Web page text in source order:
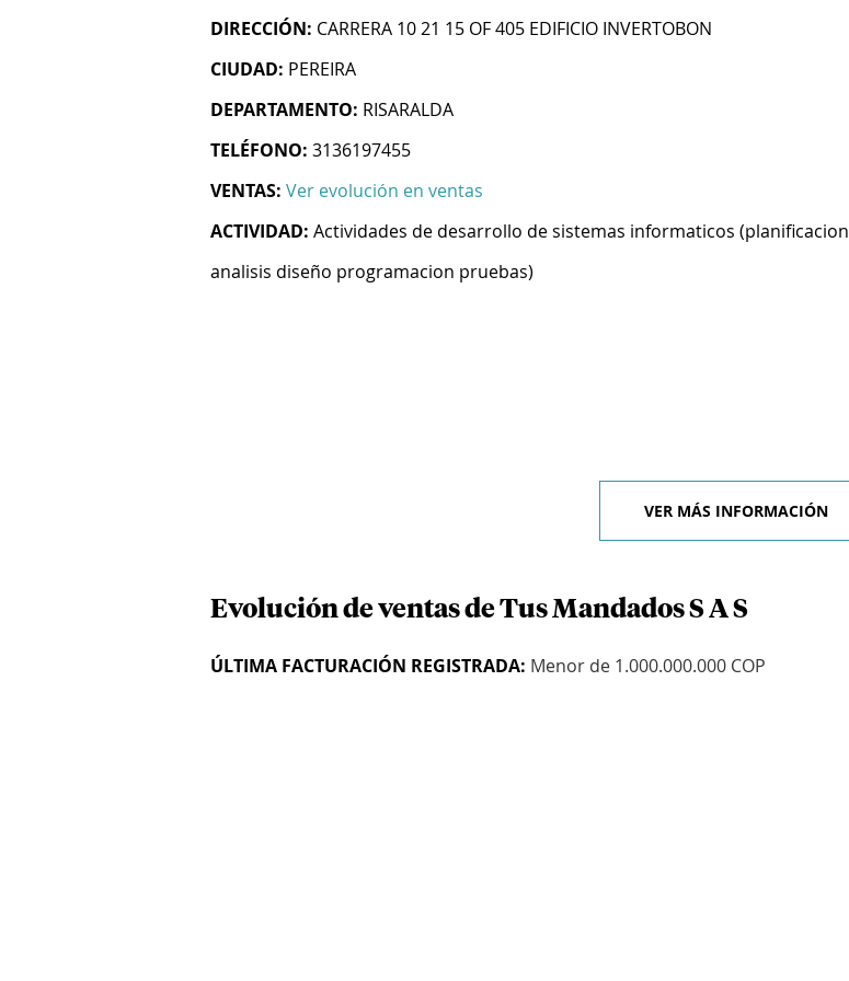
DIRECCIÓN: CARRERA 10 21 15 OF 405 EDIFICIO INVERTOBON
CIUDAD: PEREIRA
DEPARTAMENTO: RISARALDA
TELÉFONO: 3136197455
VENTAS: Ver evolución en ventas
ACTIVIDAD: Actividades de desarrollo de sistemas informaticos (planificacion
analisis diseño programacion pruebas)
VER MÁS INFORMACIÓN
Evolución de ventas de Tus Mandados S A S
ÚLTIMA FACTURACIÓN REGISTRADA: Menor de 1.000.000.000 COP